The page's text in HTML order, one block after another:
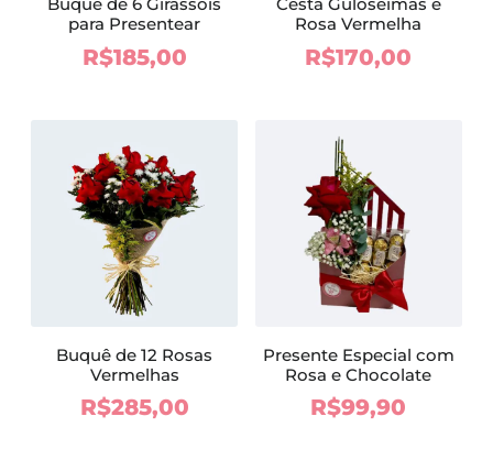
para Presentear
R$185,00
Rosa Vermelha
R$170,00
Buquê de 12 Rosas
Vermelhas
R$285,00
Presente Especial com
Rosa e Chocolate
R$99,90